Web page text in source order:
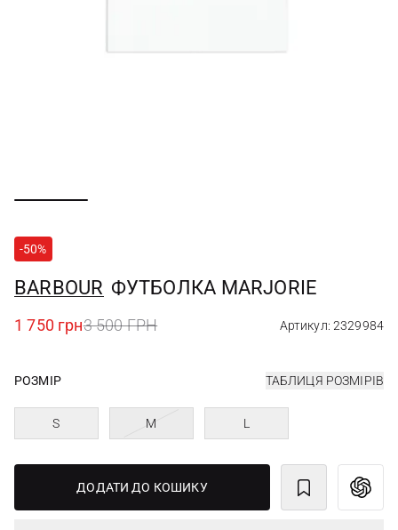
-50%
BARBOUR ФУТБОЛКА MARJORIE
1 750 грн3 500 ГРН Артикул: 2329984
РОЗМІР ТАБЛИЦЯ РОЗМІРІВ
S M L
ДОДАТИ ДО КОШИКУ